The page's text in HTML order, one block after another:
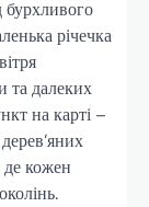
бурхливого
річечка
та далеких
на карті –
де кожен